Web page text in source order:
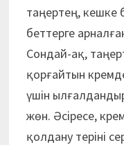
таңертең, кешке
беттерге
Сондай-ақ,
қорғайтын
үшін
жөн. Әсіресе,
қолдану теріні